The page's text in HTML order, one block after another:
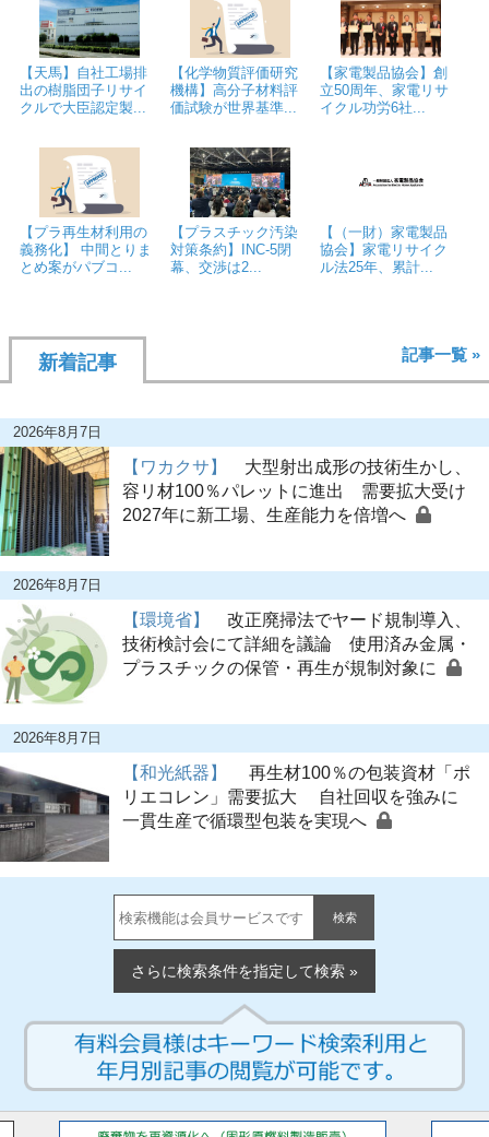
【天馬】自社工場排
出の樹脂団子リサイ
クルで大臣認定製...
【化学物質評価研究
機構】高分子材料評
価試験が世界基準...
【家電製品協会】創
立50周年、家電リサ
イクル功労6社...
【プラ再生材利用の
義務化】 中間とりま
とめ案がパブコ...
【プラスチック汚染
対策条約】INC-5閉
幕、交渉は2...
【（一財）家電製品
協会】家電リサイク
ル法25年、累計...
新着記事 記事一覧 »
2026年8月7日
【ワカクサ】
大型射出成形の技術生かし、
容リ材100％パレットに進出 需要拡大受け
2027年に新工場、生産能力を倍増へ
2026年8月7日
【環境省】
改正廃掃法でヤード規制導入、
技術検討会にて詳細を議論 使用済み金属・
プラスチックの保管・再生が規制対象に
2026年8月7日
【和光紙器】
再生材100％の包装資材「ポ
リエコレン」需要拡大 自社回収を強みに
一貫生産で循環型包装を実現へ
検索
さらに検索条件を指定して検索 »